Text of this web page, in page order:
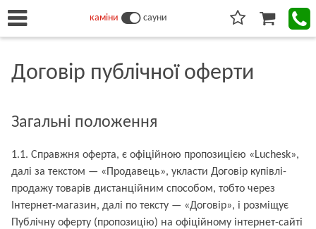
каміни сауни
Договір публічної оферти
Загальні положення
1.1. Справжня оферта, є офіційною пропозицією «Luchesk»,
далі за текстом — «Продавець», укласти Договір купівлі-
продажу товарів дистанційним способом, тобто через
Інтернет-магазин, далі по тексту — «Договір», і розміщує
Публічну оферту (пропозицію) на офіційному інтернет-сайті